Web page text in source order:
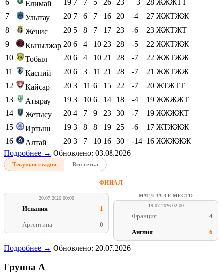
6 Елимай 19 7 7 5 26 23 +3 28 ЖЖЖТТ
7
Улытау 20 7 6 7 16 20 -4 27 ЖЖТЖЖ
8
Женис 20 5 8 7 17 23 -6 23 ЖЖТЖТ
9
Кызылжар 20 6 4 10 23 28 -5 22 ЖЖТЖЖ
10
Тобыл 20 6 4 10 21 28 -7 22 ЖЖТЖЖ
11
Каспий 20 6 3 11 21 28 -7 21 ЖЖТЖЖ
12
Кайсар 20 3 11 6 15 22 -7 20 ЖТЖТТ
13
Атырау 19 3 10 6 14 18 -4 19 ЖЖЖЖТ
14
Жетысу 20 4 7 9 23 30 -7 19 ЖЖЖЖТ
15
Иртыш 19 3 8 8 19 25 -6 17 ЖТЖЖЖ
16
Алтай 20 3 7 10 16 30 -14 16 ЖЖЖЖЖ
Подробнее → Обновлено: 03.08.2026
Текущая стадия Вся сетка
ФИНАЛ
20.07.2026 00:00
Испания 1
Аргентина 0
МАТЧ ЗА 3-Е МЕСТО
19.07.2026 02:00
Франция 4
Англия 6
Подробнее → Обновлено: 20.07.2026
Группа A